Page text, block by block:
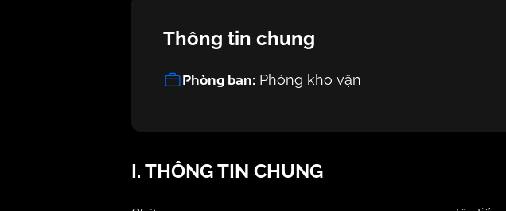
Thông tin chung
Phòng ban: Phòng kho vận
I. THÔNG TIN CHUNG